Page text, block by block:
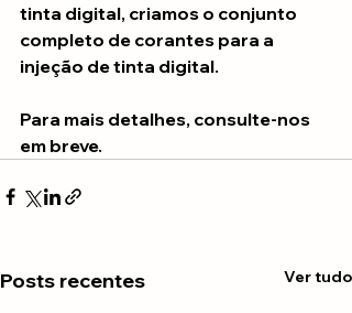
tinta digital, criamos o conjunto
completo de corantes para a
injeção de tinta digital.
Para mais detalhes, consulte-nos
em breve.
Posts recentes Ver tudo